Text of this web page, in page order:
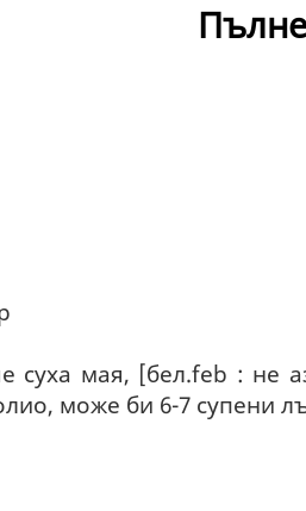
суха мая, [бел.feb : не
може би 6-7 супени